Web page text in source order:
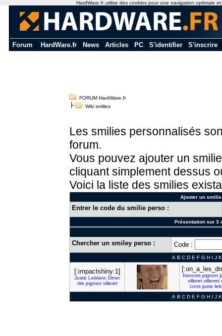
Forum HardWare.fr News Articles PC S'identifier S'inscrire
FORUM HardWare.fr
Wiki smilies
Les smilies personnalisés
forum.
Vous pouvez ajouter un
cliquant simplement dessus
Voici la liste des smilies
Ajouter un
Entrer le code du smilie perso :
Présentation sur 3
Chercher un smiley perso : Code :
A B C D E F G H I J K
[:impactshiny:1]
Juste Leblanc Diner
rire pignon villeret
francois pignon
villeret villerret
cons juste
A B C D E F G H I J K
HardWare.fr utilise des cookies pour une navigation optimale